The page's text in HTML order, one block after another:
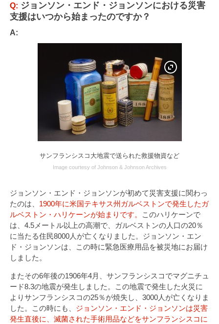
Q: ジョンソン・エンド・ジョンソンにおける災害
支援はいつから始まったのですか？
A:
サンフランシスコ大地震で送られた救援物資など
Image courtesy of Johnson & Johnson Archives
ジョンソン・エンド・ジョンソンが初めて災害支援に関わっ
たのは、 1900年に米国テキサス州ガルベストンで発生したガ
ルベストン・ハリケーンが始まりです。
このハリケーンで
は、4.5メートル以上の高潮で、ガルベストンの人口の20％
に当たる住民8000人が亡くなりました。ジョンソン・エン
ド・ジョンソンは、この時に緊急医療用品を被災地にお届け
しました。
またその6年後の1906年4月、サンフランシスコでマグニチュ
ード8.3の地震が発生しました。この地震で発生した火災に
よりサンフランシスコの25％が焼失し、3000人が亡くなりま
した。この時にも、 ジョンソン・エンド・ジョンソンは災害
発生直後に、滅菌された手術用品などをサンフランシスコに